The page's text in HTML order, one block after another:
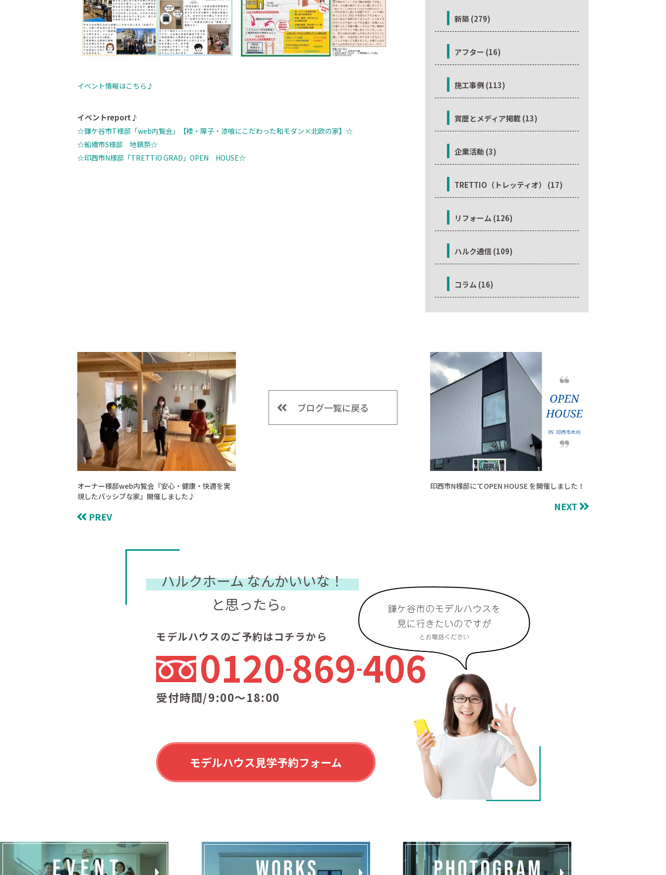
イベント情報はこちら♪
イベントreport♪
☆鎌ケ谷市T様邸「web内覧会」【襖・障子・漆喰にこだわった和モダン×北欧の家】 ☆
☆船橋市S様邸 地鎮祭☆
☆印西市N様邸「TRETTIO GRAD」OPEN HOUSE☆
ブログ一覧に戻る
PREV
オーナー様邸web内覧会『安心・健康・快適を実
現したパッシブな家』開催しました♪
NEXT
印西市N様邸にてOPEN HOUSE を開催しました！
新築 (279)
アフター (16)
施工事例 (113)
賞歴とメディア掲載 (13)
企業活動 (3)
TRETTIO（トレッティオ） (17)
リフォーム (126)
ハルク通信 (109)
コラム (16)
ハルクホームなんかいいな！
と思ったら。
モデルハウスのご予約はコチラから
0120869406
受付時間/9:00〜18:00
モデルハウス見学予約フォーム